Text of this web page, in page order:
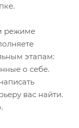
режиме
этапам:
о себе.
вас найти.